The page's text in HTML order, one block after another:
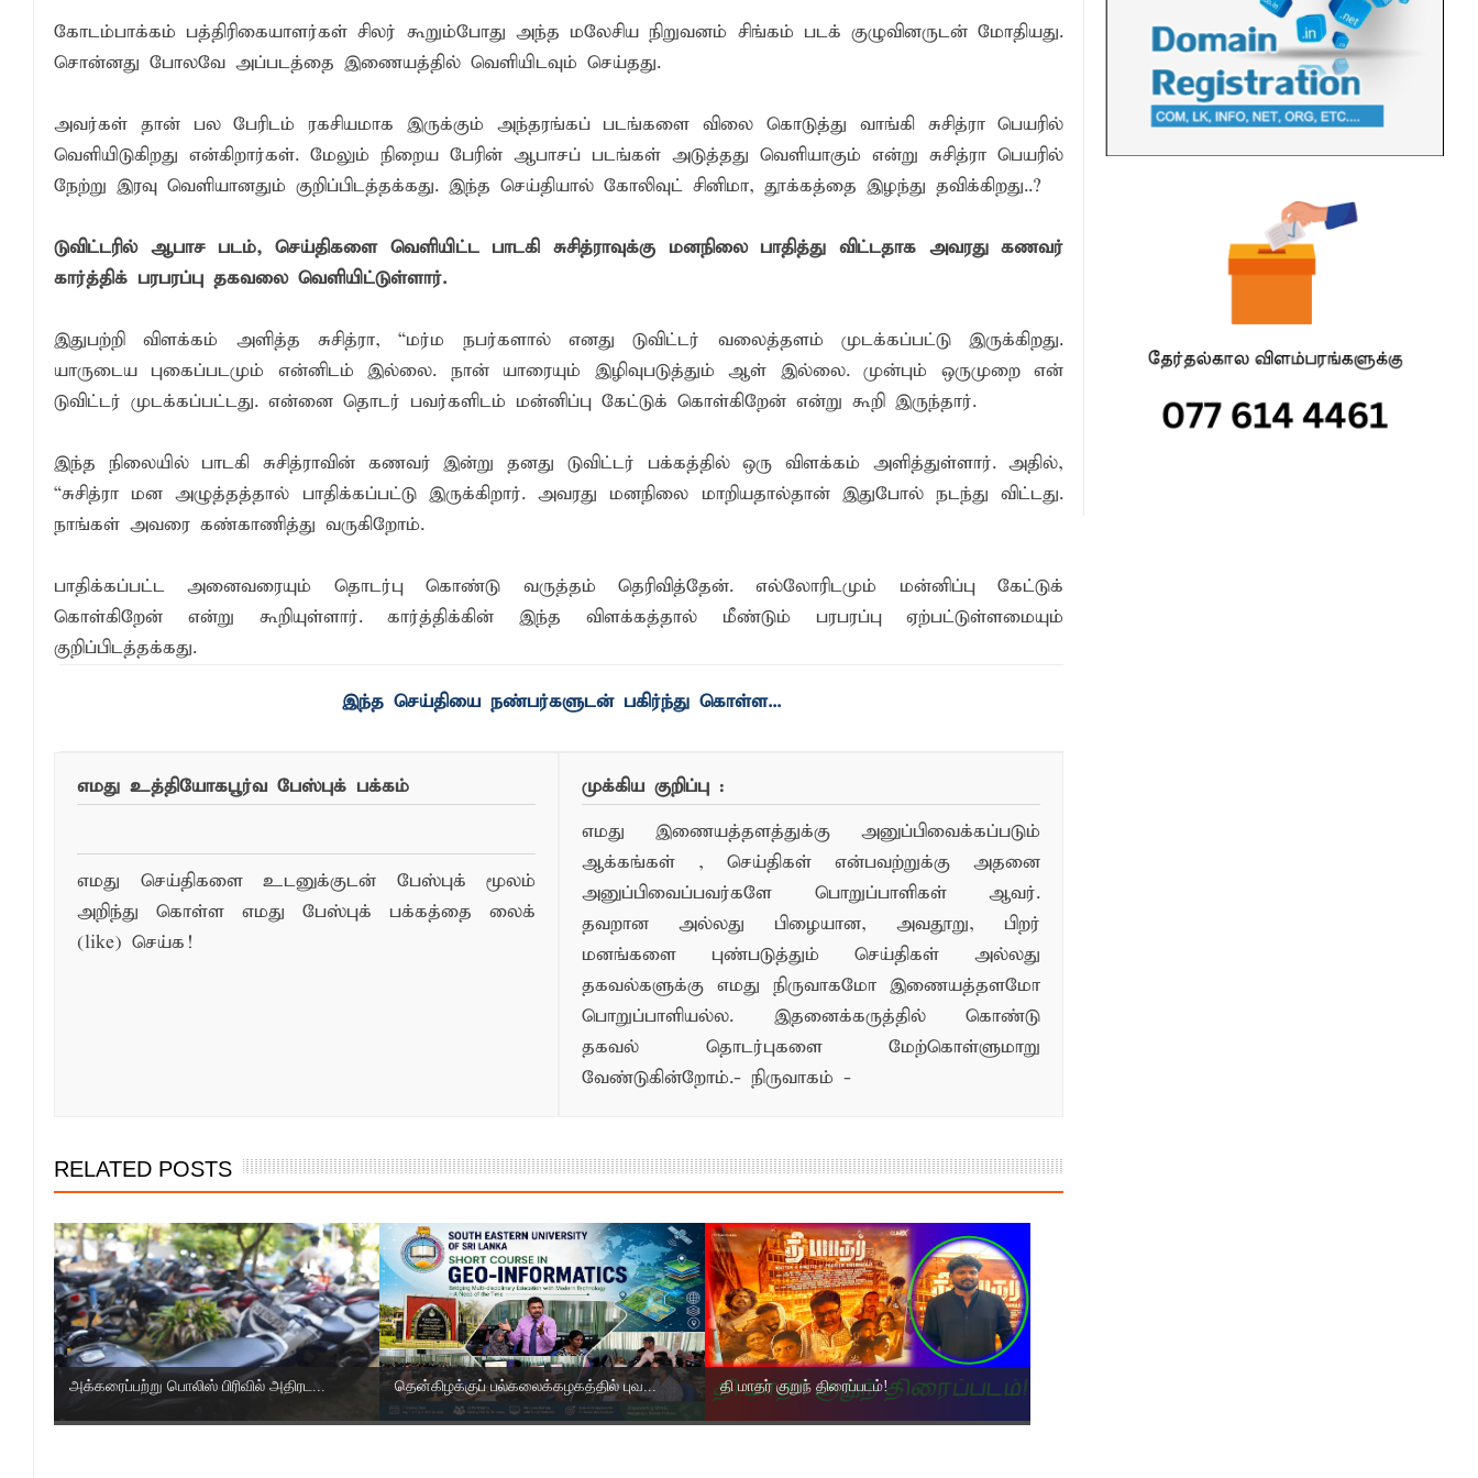
கோடம்பாக்கம் பத்திரிகையாளர்கள் சிலர் கூறும்போது அந்த மலேசிய நிறுவனம் சிங்கம் படக் குழுவினருடன் மோதியது.
சொன்னது போலவே அப்படத்தை இணையத்தில் வெளியிடவும் செய்தது.
அவர்கள் தான் பல பேரிடம் ரகசியமாக இருக்கும் அந்தரங்கப் படங்களை விலை கொடுத்து வாங்கி சுசித்ரா பெயரில்
வெளியிடுகிறது என்கிறார்கள். மேலும் நிறைய பேரின் ஆபாசப் படங்கள் அடுத்தது வெளியாகும் என்று சுசித்ரா பெயரில்
நேற்று இரவு வெளியானதும் குறிப்பிடத்தக்கது. இந்த செய்தியால் கோலிவுட் சினிமா, தூக்கத்தை இழந்து தவிக்கிறது..?
டுவிட்டரில் ஆபாச படம், செய்திகளை வெளியிட்ட பாடகி சுசித்ராவுக்கு மனநிலை பாதித்து விட்டதாக அவரது கணவர்
கார்த்திக் பரபரப்பு தகவலை வெளியிட்டுள்ளார்.
இதுபற்றி விளக்கம் அளித்த சுசித்ரா, “மர்ம நபர்களால் எனது டுவிட்டர் வலைத்தளம் முடக்கப்பட்டு இருக்கிறது.
யாருடைய புகைப்படமும் என்னிடம் இல்லை. நான் யாரையும் இழிவுபடுத்தும் ஆள் இல்லை. முன்பும் ஒருமுறை என்
டுவிட்டர் முடக்கப்பட்டது. என்னை தொடர் பவர்களிடம் மன்னிப்பு கேட்டுக் கொள்கிறேன் என்று கூறி இருந்தார்.
இந்த நிலையில் பாடகி சுசித்ராவின் கணவர் இன்று தனது டுவிட்டர் பக்கத்தில் ஒரு விளக்கம் அளித்துள்ளார். அதில்,
“சுசித்ரா மன அழுத்தத்தால் பாதிக்கப்பட்டு இருக்கிறார். அவரது மனநிலை மாறியதால்தான் இதுபோல் நடந்து விட்டது.
நாங்கள் அவரை கண்காணித்து வருகிறோம்.
பாதிக்கப்பட்ட அனைவரையும் தொடர்பு கொண்டு வருத்தம் தெரிவித்தேன். எல்லோரிடமும் மன்னிப்பு கேட்டுக்
கொள்கிறேன் என்று கூறியுள்ளார். கார்த்திக்கின் இந்த விளக்கத்தால் மீண்டும் பரபரப்பு ஏற்பட்டுள்ளமையும்
குறிப்பிடத்தக்கது.
இந்த செய்தியை நண்பர்களுடன் பகிர்ந்து கொள்ள...
எமது உத்தியோகபூர்வ பேஸ்புக் பக்கம்
எமது செய்திகளை உடனுக்குடன் பேஸ்புக் மூலம்
அறிந்து கொள்ள எமது பேஸ்புக் பக்கத்தை லைக்
(like) செய்க!
முக்கிய குறிப்பு :
எமது இணையத்தளத்துக்கு அனுப்பிவைக்கப்படும்
ஆக்கங்கள் , செய்திகள் என்பவற்றுக்கு அதனை
அனுப்பிவைப்பவர்களே பொறுப்பாளிகள் ஆவர்.
தவறான அல்லது பிழையான, அவதூறு, பிறர்
மனங்களை புண்படுத்தும் செய்திகள் அல்லது
தகவல்களுக்கு எமது நிருவாகமோ இணையத்தளமோ
பொறுப்பாளியல்ல. இதனைக்கருத்தில் கொண்டு
தகவல் தொடர்புகளை மேற்கொள்ளுமாறு
வேண்டுகின்றோம்.- நிருவாகம் -
RELATED POSTS
அக்கரைப்பற்று பொலிஸ் பிரிவில் அதிரட... தென்கிழக்குப் பல்கலைக்கழகத்தில் புவ... தி மாதர் குறுந் திரைப்படம்!